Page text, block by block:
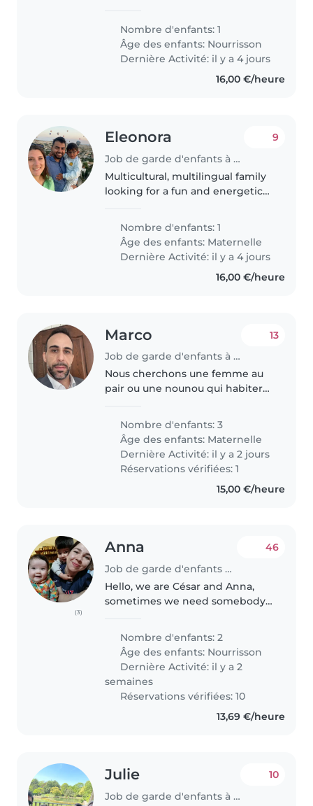
Je pourrais occasionnellement
demander d'autres jours.
Nombre d'enfants: 1
Âge des enfants: Nourrisson
Dernière Activité: il y a 4 jours
16,00 €/heure
Eleonora
Job de garde d'enfants à Luxembourg
9
Multicultural, multilingual family
looking for a fun and energetic
speak English and Italian, and
we'd love someone..
Nombre d'enfants: 1
Âge des enfants: Maternelle
Dernière Activité: il y a 4 jours
16,00 €/heure
Marco
Job de garde d'enfants à Luxembourg
13
Nous cherchons une femme au
pair ou une nounou qui habiterai
trois enfants en âge préscolaire,
juste pour les amener a l'ecole le
matin qui est à 300..
Nombre d'enfants: 3
Âge des enfants: Maternelle
Dernière Activité: il y a 2 jours
Réservations vérifiées: 1
15,00 €/heure
(3)
Anna
Job de garde d'enfants à Luxembourg
46
Hello, we are César and Anna,
sometimes we need somebody
(1year) and Viktor 2.5 years They
are very funny and calm. Viktor
he likes cars and Yolanda..
Nombre d'enfants: 2
Âge des enfants: Nourrisson
Dernière Activité: il y a 2
semaines
Réservations vérifiées: 10
13,69 €/heure
Julie
Job de garde d'enfants à Luxembourg
10